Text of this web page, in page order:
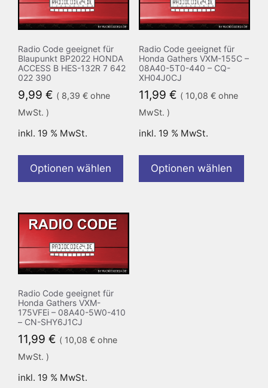
Radio Code geeignet für
Blaupunkt BP2022 HONDA
ACCESS B HES-132R 7 642
022 390
9,99 € ( 8,39 € ohne
MwSt. )
inkl. 19 % MwSt.
Optionen wählen
Radio Code geeignet für
Honda Gathers VXM-155C –
08A40-5T0-440 – CQ-
XH04J0CJ
11,99 € ( 10,08 €ohne
MwSt. )
inkl. 19 % MwSt.
Optionen wählen
Radio Code geeignet für
Honda Gathers VXM-
175VFEi – 08A40-5W0-410
– CN-SHY6J1CJ
11,99 € ( 10,08 € ohne
MwSt. )
inkl. 19 % MwSt.